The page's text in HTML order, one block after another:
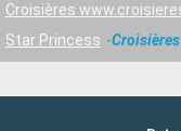
Croisières
Star Princess